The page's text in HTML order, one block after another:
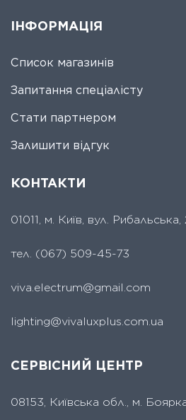
ІНФОРМАЦІЯ
Список магазинів
Запитання спеціалісту
Стати партнером
Залишити відгук
КОНТАКТИ
01011, м. Київ, вул. Рибальська,
тел. (067) 509-45-73
viva.electrum@gmail.com
lighting@vivaluxplus.com.ua
СЕРВІСНИЙ ЦЕНТР
08153, Київська обл., м.